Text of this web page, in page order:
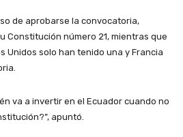
de aprobarse la convocatoria,
Constitución número 21, mientras que
Unidos solo han tenido una y Francia
va a invertir en el Ecuador cuando no
apuntó.